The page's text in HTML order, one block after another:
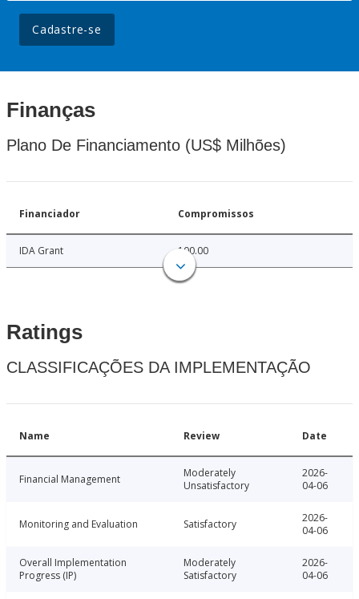
Cadastre-se
Finanças
Plano De Financiamento (US$ Milhões)
Financiador Compromissos
IDA Grant 100.00
Ratings
CLASSIFICAÇÕES DA IMPLEMENTAÇÃO
Name Review Date
Financial Management
Moderately
Unsatisfactory
2026-
04-06
Monitoring and Evaluation Satisfactory
2026-
04-06
Overall Implementation
Progress (IP)
Moderately
Satisfactory
2026-
04-06